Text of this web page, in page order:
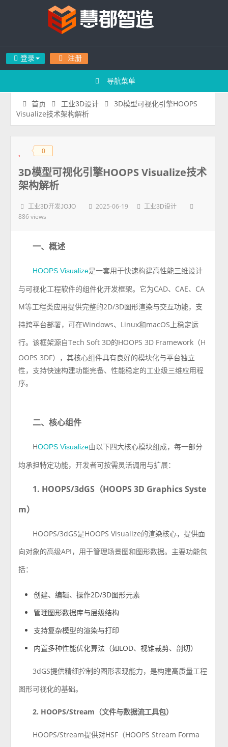
登录 注册
导航菜单
首页 工业3D设计
3D模型可视化引擎HOOPS
Visualize技术架构解析
◆◆ 0
3D模型可视化引擎HOOPS Visualize技术
架构解析
工业3D开发JOJO 2025-06-19 工业3D设计
886 views
一、概述
HOOPS Visualize是一套用于快速构建高性能三维设计
与可视化工程软件的组件化开发框架。它为CAD、CAE、CA
M等工程类应用提供完整的2D/3D图形渲染与交互功能，支
持跨平台部署，可在Windows、Linux和macOS上稳定运
行。该框架源自Tech Soft 3D的HOOPS 3D Framework（H
OOPS 3DF），其核心组件具有良好的模块化与平台独立
性，支持快速构建功能完备、性能稳定的工业级三维应用程
序。
二、核心组件
HOOPS Visualize由以下四大核心模块组成，每一部分
均承担特定功能，开发者可按需灵活调用与扩展：
1. HOOPS/3dGS（HOOPS 3D Graphics Syste
m）
HOOPS/3dGS是HOOPS Visualize的渲染核心，提供面
向对象的高级API，用于管理场景图和图形数据。主要功能包
括：
创建、编辑、操作2D/3D图形元素
管理图形数据库与层级结构
支持复杂模型的渲染与打印
内置多种性能优化算法（如LOD、视锥裁剪、剖切）
3dGS提供精细控制的图形表现能力，是构建高质量工程
图形可视化的基础。
2. HOOPS/Stream（文件与数据流工具包）
HOOPS/Stream提供对HSF（HOOPS Stream Forma